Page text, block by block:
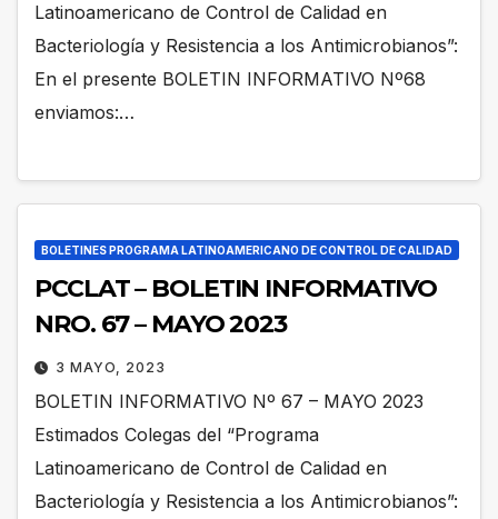
Latinoamericano de Control de Calidad en
Bacteriología y Resistencia a los Antimicrobianos”:
En el presente BOLETIN INFORMATIVO Nº68
enviamos:…
BOLETINES PROGRAMA LATINOAMERICANO DE CONTROL DE CALIDAD
PCCLAT – BOLETIN INFORMATIVO
NRO. 67 – MAYO 2023
3 MAYO, 2023
BOLETIN INFORMATIVO Nº 67 – MAYO 2023
Estimados Colegas del “Programa
Latinoamericano de Control de Calidad en
Bacteriología y Resistencia a los Antimicrobianos”: